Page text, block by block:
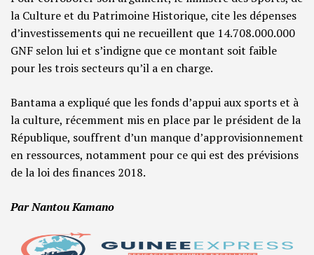
la Culture et du Patrimoine Historique, cite les dépenses
d’investissements qui ne recueillent que 14.708.000.000
GNF selon lui et s’indigne que ce montant soit faible
pour les trois secteurs qu’il a en charge.
Bantama a expliqué que les fonds d’appui aux sports et à
la culture, récemment mis en place par le président de la
République, souffrent d’un manque d’approvisionnement
en ressources, notamment pour ce qui est des prévisions
de la loi des finances 2018.
Par Nantou Kamano